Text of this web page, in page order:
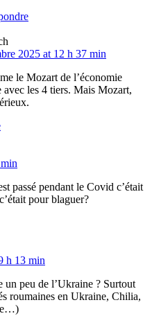
2025 at 12 h 37 min
le Mozart de l’économie
avec les 4 tiers. Mais Mozart,
passé pendant le Covid c’était
pour blaguer?
h 13 min
un peu de l’Ukraine ? Surtout
roumaines en Ukraine, Chilia,